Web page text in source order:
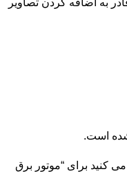
به اضافه کردن تصاویر
است.
کنید برای “موتور برق